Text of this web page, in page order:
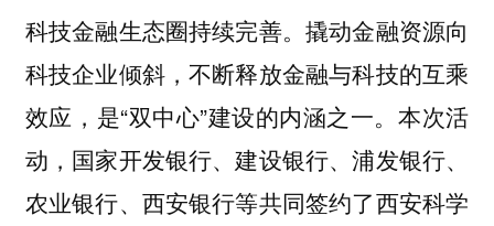
科技金融生态圈持续完善。撬动金融资源向
科技企业倾斜，不断释放金融与科技的互乘
效应，是“双中心”建设的内涵之一。本次活
动，国家开发银行、建设银行、浦发银行、
农业银行、西安银行等共同签约了西安科学